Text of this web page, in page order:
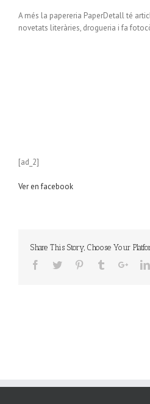
A més la papereria PaperDetall té
novetats literàries, drogueria i fa
[ad_2]
Ver en facebook
Share This Story, Choose Your